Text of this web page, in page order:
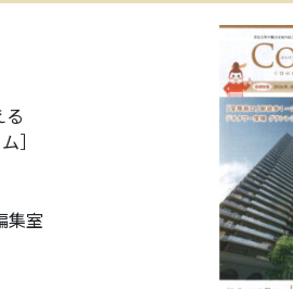
る
］
集室